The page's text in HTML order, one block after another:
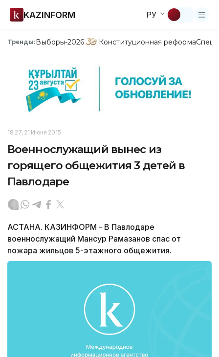
KAZINFORM РУ
Тренды:Выборы-2026 Конституционная реформа
18:27, 21 Июня 2015
Военнослужащий вынес из
горящего общежития 3 детей в
Павлодаре
АСТАНА. КАЗИНФОРМ - В Павлодаре
военнослужащий Мансур Рамазанов спас от
пожара жильцов 5-этажного общежития.